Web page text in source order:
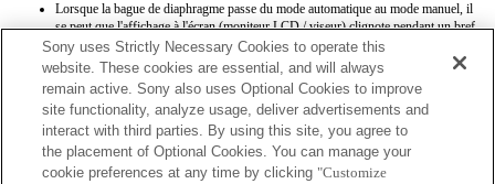
Lorsque la bague de diaphragme passe du mode automatique au mode manuel, il
se peut que l'affichage à l'écran (moniteur LCD / viseur) clignote pendant un bref
instant et que la position de mise au point soit réinitialisée.
Lorsque la bague de diaphragme est positionnée sur le mode manuel, les
informations Exif [Modèle d'objectif] et [Valeur d'ouverture maximale] ne sont
pas enregistrées correctement.
Lorsque la bague de diaphragme est définie sur le mode manuel, la valeur
d'ouverture est définie sur la valeur indiquée sur la bague, quel que soit le mode
d'exposition.
Les noms d’objectifs Exif ne seront pas correctement enregistrés.
Sony uses Strictly Necessary Cookies to operate this
website. These cookies are essential, and will always
remain active. Sony also uses Optional Cookies to improve
site functionality, analyze usage, deliver advertisements and
interact with third parties. By using this site, you agree to
the placement of Optional Cookies. You can manage your
cookie preferences at any time by clicking "Customize